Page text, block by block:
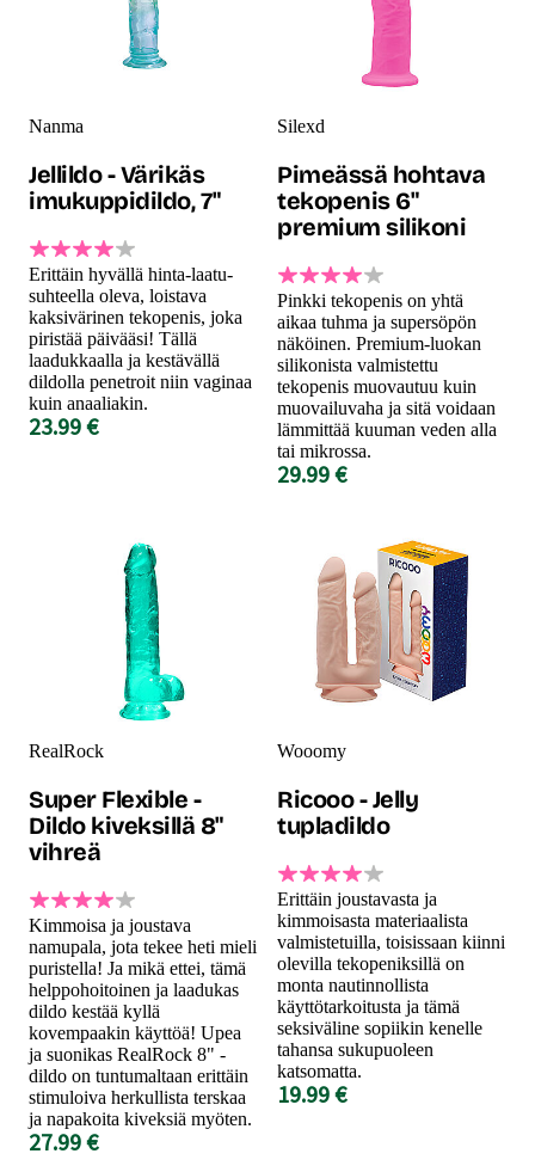
Nanma
Jellildo - Värikäs
imukuppidildo, 7"
Erittäin hyvällä hinta-laatu-
suhteella oleva, loistava
kaksivärinen tekopenis, joka
piristää päivääsi! Tällä
laadukkaalla ja kestävällä
dildolla penetroit niin vaginaa
kuin anaaliakin.
23.99 €
Silexd
Pimeässä hohtava
tekopenis 6"
premium silikoni
Pinkki tekopenis on yhtä
aikaa tuhma ja supersöpön
näköinen. Premium-luokan
silikonista valmistettu
tekopenis muovautuu kuin
muovailuvaha ja sitä voidaan
lämmittää kuuman veden alla
tai mikrossa.
29.99 €
RealRock
Super Flexible -
Dildo kiveksillä 8"
vihreä
Kimmoisa ja joustava
namupala, jota tekee heti mieli
puristella! Ja mikä ettei, tämä
helppohoitoinen ja laadukas
dildo kestää kyllä
kovempaakin käyttöä! Upea
ja suonikas RealRock 8" -
dildo on tuntumaltaan erittäin
stimuloiva herkullista terskaa
ja napakoita kiveksiä myöten.
27.99 €
Wooomy
Ricooo - Jelly
tupladildo
Erittäin joustavasta ja
kimmoisasta materiaalista
valmistetuilla, toisissaan kiinni
olevilla tekopeniksillä on
monta nautinnollista
käyttötarkoitusta ja tämä
seksiväline sopiikin kenelle
tahansa sukupuoleen
katsomatta.
19.99 €